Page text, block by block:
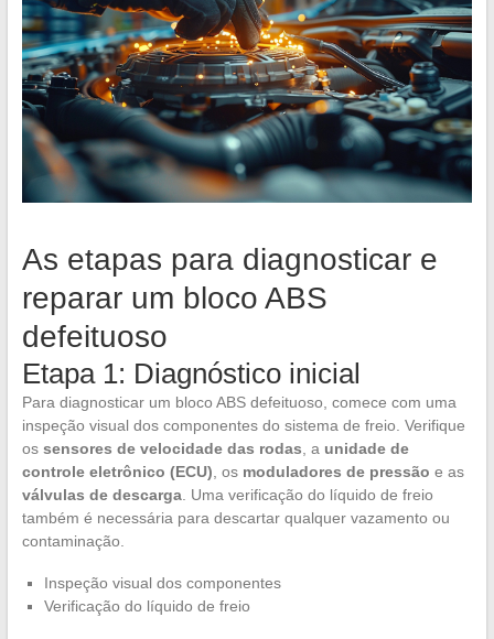
As etapas para diagnosticar e
reparar um bloco ABS
defeituoso
Etapa 1: Diagnóstico inicial
Para diagnosticar um bloco ABS defeituoso, comece com uma
inspeção visual dos componentes do sistema de freio. Verifique
os sensores de velocidade das rodas , a unidade de
controle eletrônico (ECU) , os moduladores de pressão e as
válvulas de descarga. Uma verificação do líquido de freio
também é necessária para descartar qualquer vazamento ou
contaminação.
Inspeção visual dos componentes
Verificação do líquido de freio